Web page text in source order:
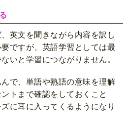
英文を聞きながら内容を訳し
ですが、英語学習としては最
いと学習につながりません。
で、単語や熟語の意味を理解
トまで確認をしておくこと
に耳に入ってくるようになり